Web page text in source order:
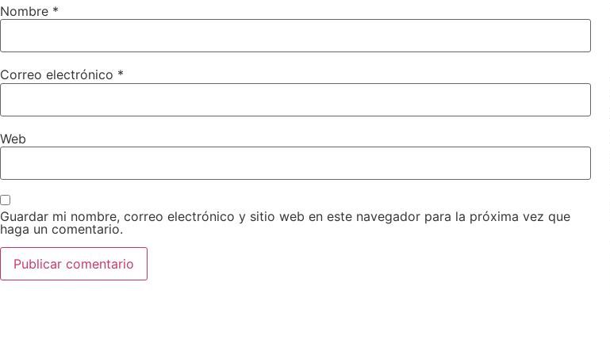
Nombre *
Correo electrónico *
Web
Guardar mi nombre, correo electrónico y sitio web en este navegador para la próxima vez que
haga un comentario.